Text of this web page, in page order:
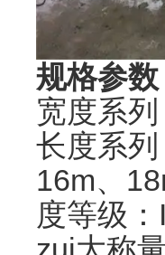
规格参
宽度系
长度系
16m、
度等级：